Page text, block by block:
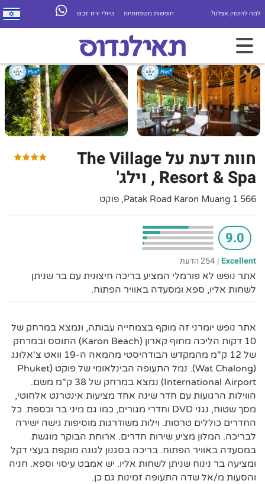
למה להזמין אצלנו? חופשות משפחתיות טיולי ירח דבש
חוות דעת על The Village
Resort & Spa , וילג'
566 1 Patak Road Karon Muang, פוקט
9.0
Excellent
| 254 הדעת
אתר נופש לא פורמלי המציע בריכה חיצונית עם בר שניתן
לשחות אליו, ספא ומסעדה באוויר הפתוח.
אתר נופש יומרני זה מוקף בצמחייה עבותה, ונמצא במרחק של
10 דקות הליכה מחוף קארון (Karon Beach) התוסס ובמרחק
של 12 ק"מ מהמקדש הבודהיסטי מהמאה ה-19 וואט צ'אלונג
(Wat Chalong). נמל התעופה הבינלאומי של פוקט (Phuket
International Airport) נמצא במרחק של 38 ק"מ משם.
הווילות הרגועות עם חדר שינה אחד מציעות אינטרנט אלחוטי,
מסך שטוח, נגני DVD וחדרי מגורים, כמו גם מיני בר וכספת. כל
החדרים כוללים טרסות. וילות משודרגות מוסיפות גישה ישירה
לבריכה. המלון מציע שירות חדרים. ארוחת הבוקר מוגשת
במסעדה באוויר הפתוח. בריכה בסגנון לגונה מוקפת בעצי דקל
ומציעה בר נינוח שניתן לשחות אליו. יש אמבט עיסוי וספא. חניה
והסעות מ/אל שדה התעופה זמינות גם כן.